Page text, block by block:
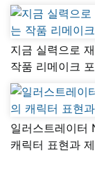
지금 실력으로
작품 리메이크
일러스트레이터
캐릭터 표현과